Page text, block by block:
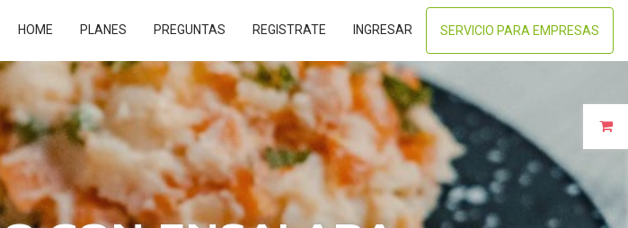
HOME PLANES PREGUNTAS REGISTRATE INGRESAR SERVICIO PARA EMPRESAS